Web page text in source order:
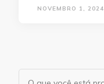
NOVEMBRO 1, 2024
Procurando